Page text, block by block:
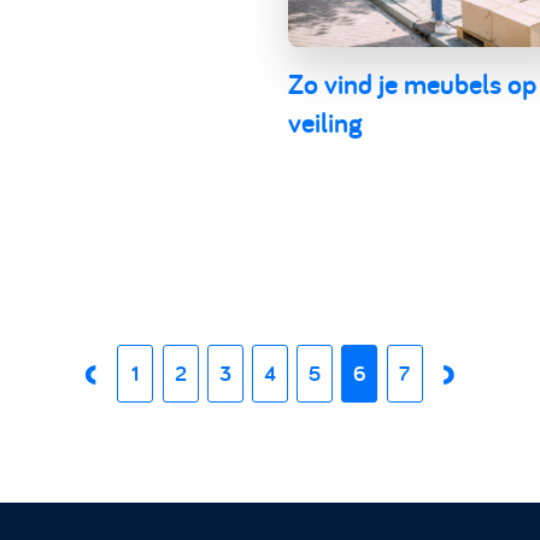
Zo vind je meubels
veiling
1 2 3 4 5 6 7